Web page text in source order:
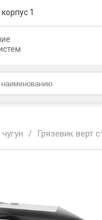
1
/ Грязевик верт